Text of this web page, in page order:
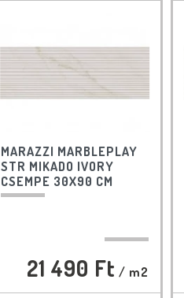
MARAZZI MARBLEPLAY
STR MIKADO IVORY
CSEMPE 30X90 CM
21 490 Ft / m2